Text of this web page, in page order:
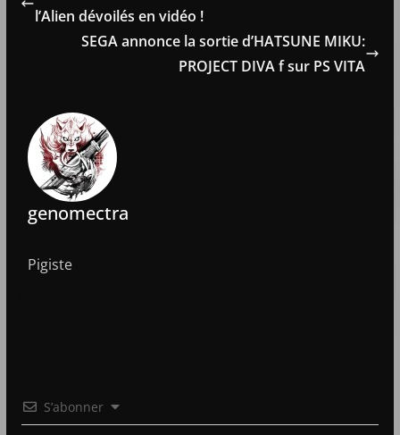
l’Alien dévoilés en vidéo !
SEGA annonce la sortie d’HATSUNE MIKU:
PROJECT DIVA f sur PS VITA
genomectra
Pigiste
S’abonner